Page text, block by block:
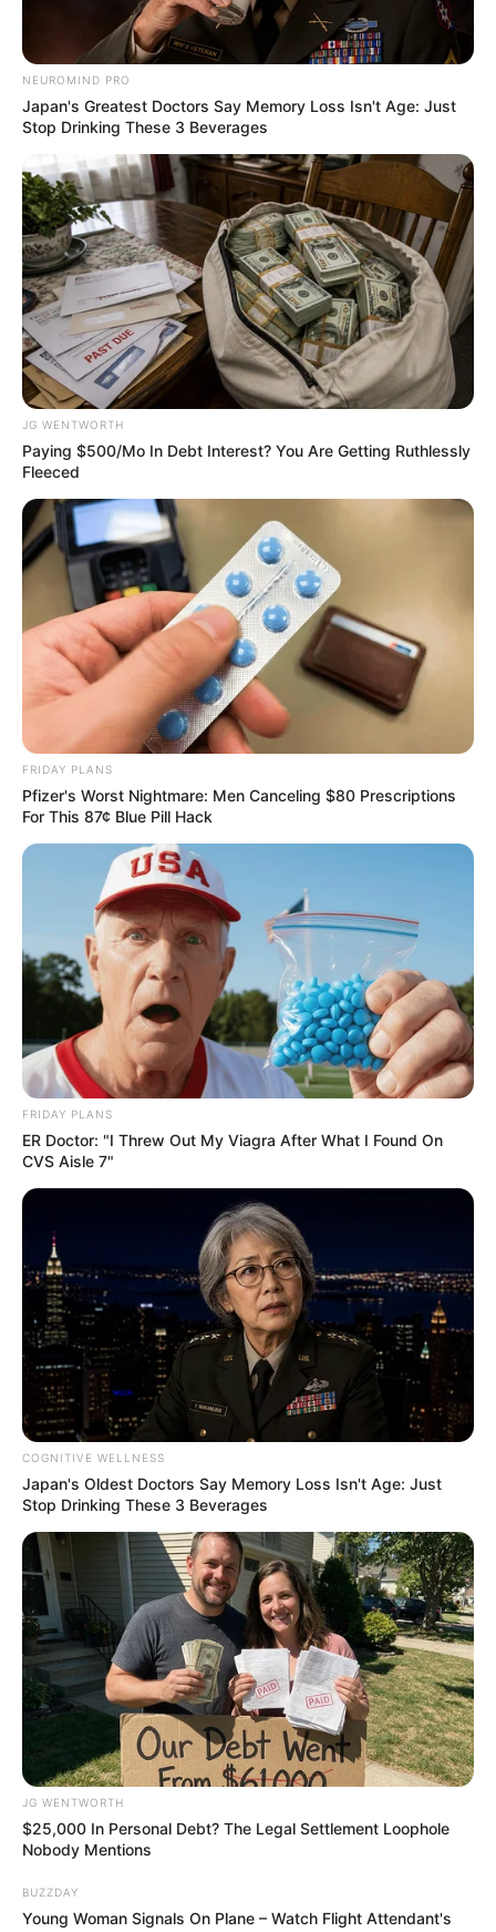
The Way You Sit Could Expose Your True Personality
BRAINBERRIES
Enter A World Of Weirdness: 8 Horror Movies Where
Nobody Dies
BRAINBERRIES
8 Movies Based On Real Stories That Give Us
Shivers
BRAINBERRIES
Casting Rumors
BRAINBERRIES
Is There An Intersex Whale? This Finding Baffles
BRAINBERRIES
Why Am I Getting Cavities Now, In My 50s?
PRODENTIM
Japan's Greatest Doctors Say Memory Loss Isn't
NEUROMIND PRO
Japan's Greatest Doctors Say Memory Loss Isn't Age: Just
Stop Drinking These 3 Beverages
JG WENTWORTH
Paying $500/Mo In Debt Interest? You Are Getting Ruthlessly
Fleeced
FRIDAY PLANS
Pfizer's Worst Nightmare: Men Canceling $80 Prescriptions
For This 87¢ Blue Pill Hack
FRIDAY PLANS
ER Doctor: "I Threw Out My Viagra After What I Found On
CVS Aisle 7"
COGNITIVE WELLNESS
Japan's Oldest Doctors Say Memory Loss Isn't Age: Just
Stop Drinking These 3 Beverages
JG WENTWORTH
$25,000 In Personal Debt? The Legal Settlement Loophole
Nobody Mentions
BUZZDAY
Young Woman Signals On Plane – Watch Flight Attendant's